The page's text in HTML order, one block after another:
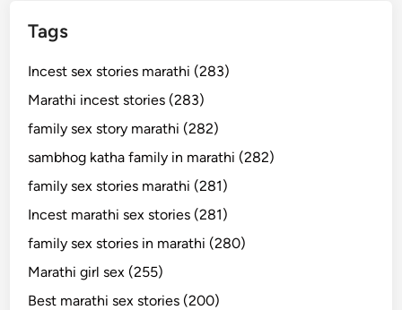
Tags
Incest sex stories marathi (283)
Marathi incest stories (283)
family sex story marathi (282)
sambhog katha family in marathi (282)
family sex stories marathi (281)
Incest marathi sex stories (281)
family sex stories in marathi (280)
Marathi girl sex (255)
Best marathi sex stories (200)